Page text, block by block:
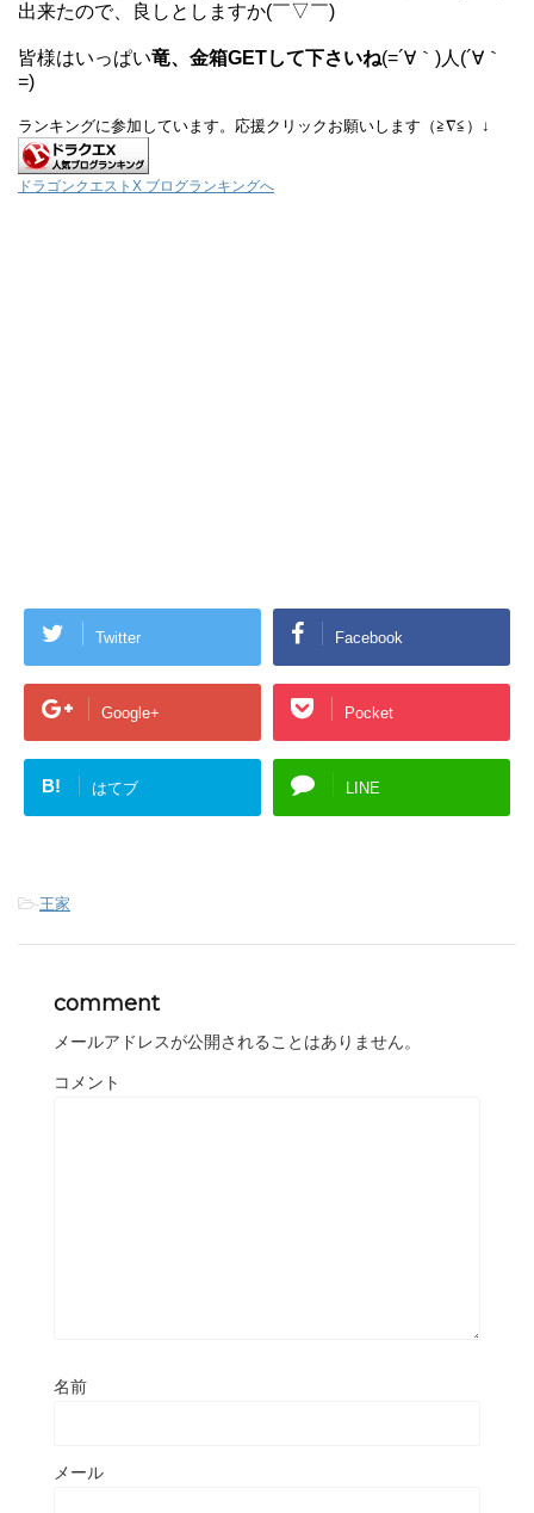
出来たので、良しとしますか(￣▽￣)
皆様はいっぱい竜、金箱GETして下さいね(=´∀｀)人(´∀｀
=)
ランキングに参加しています。応援クリックお願いします（≧∇≦）↓
ドラゴンクエストX ブログランキングへ
Twitter Facebook
Google+ Pocket
B! はてブ LINE
-王家
comment
メールアドレスが公開されることはありません。
コメント
名前
メール